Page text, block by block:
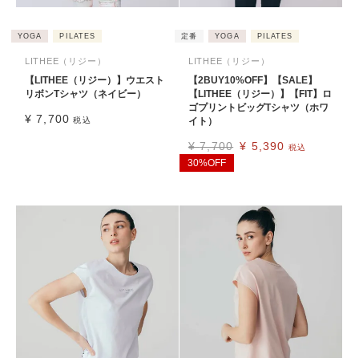
YOGA PILATES
LITHEE（リジー）
【LITHEE（リジー）】ウエスト
リボンTシャツ（ネイビー）
¥ 7,700 税込
定番 YOGA PILATES
LITHEE（リジー）
【2BUY10%OFF】【SALE】
【LITHEE（リジー）】【FIT】ロ
ゴプリントビッグTシャツ（ホワ
イト）
¥ 7,700 ¥ 5,390 税込
30%OFF